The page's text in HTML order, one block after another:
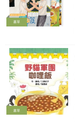
書單
書單